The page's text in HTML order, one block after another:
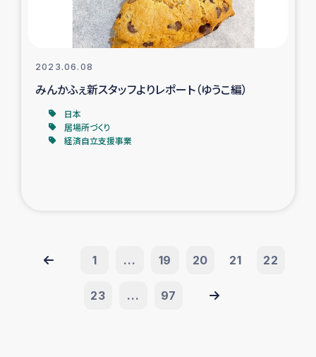
2023.06.08
みんかふぇ新スタッフよりレポート（ゆうこ編）
日本
居場所づくり
経済自立支援事業
1 ... 19 20 21 22
23 ... 97